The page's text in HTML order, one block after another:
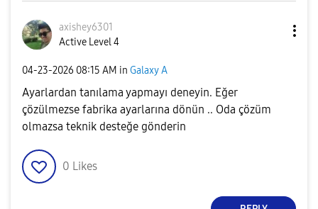
axishey6301
Active Level 4
‎04-23-2026 08:15 AM in Galaxy A
Ayarlardan tanılama yapmayı deneyin. Eğer
çözülmezse fabrika ayarlarına dönün .. Oda çözüm
olmazsa teknik desteğe gönderin
0 Likes